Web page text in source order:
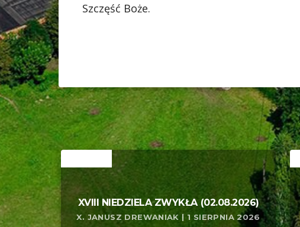
Szczęść Boże.
XVIII NIEDZIELA ZWYKŁA (02.08.2026)
X. JANUSZ DREWANIAK | 1 SIERPNIA 2026